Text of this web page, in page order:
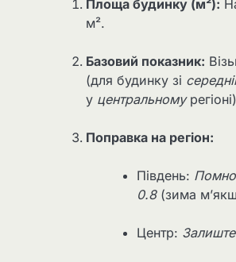
Площа будинку (м²):
м².
Базовий показник:
(для будинку зі
у центральному
Поправка на регіон:
Південь:
0.8(зима
Центр: